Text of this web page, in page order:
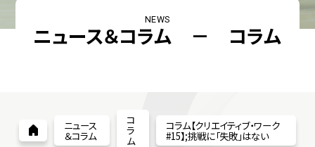
NEWS
ニュース＆コラム － コラム
ニュース
＆コラム
コ
ラ
ム
コラム【クリエイティブ・ワーク
#15】;挑戦に「失敗」はない